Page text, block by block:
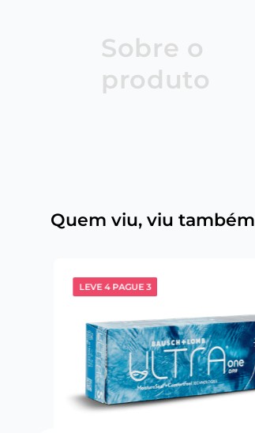
Sobre o
produto
Quem viu, viu também
LEVE 4 PAGUE 3